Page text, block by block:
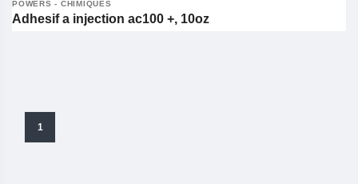
POWERS - CHIMIQUES
Adhesif a injection ac100 +, 10oz
1